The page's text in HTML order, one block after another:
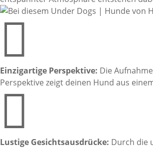

Einzigartige Perspektive: Die
Perspektive zeigt deinen Hund aus

Lustige Gesichtsausdrücke: Durch die